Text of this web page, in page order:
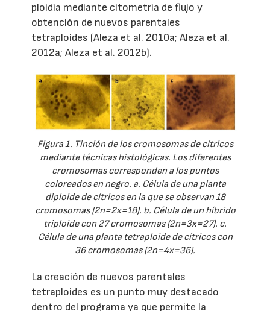
ploidía mediante citometría de flujo y
obtención de nuevos parentales
tetraploides (Aleza et al. 2010a; Aleza et al.
2012a; Aleza et al. 2012b).
Figura 1. Tinción de los cromosomas de cítricos
mediante técnicas histológicas. Los diferentes
cromosomas corresponden a los puntos
coloreados en negro. a. Célula de una planta
diploide de cítricos en la que se observan 18
cromosomas (2n=2x=18). b. Célula de un híbrido
triploide con 27 cromosomas (2n=3x=27). c.
Célula de una planta tetraploide de cítricos con
36 cromosomas (2n=4x=36).
La creación de nuevos parentales
tetraploides es un punto muy destacado
dentro del programa ya que permite la